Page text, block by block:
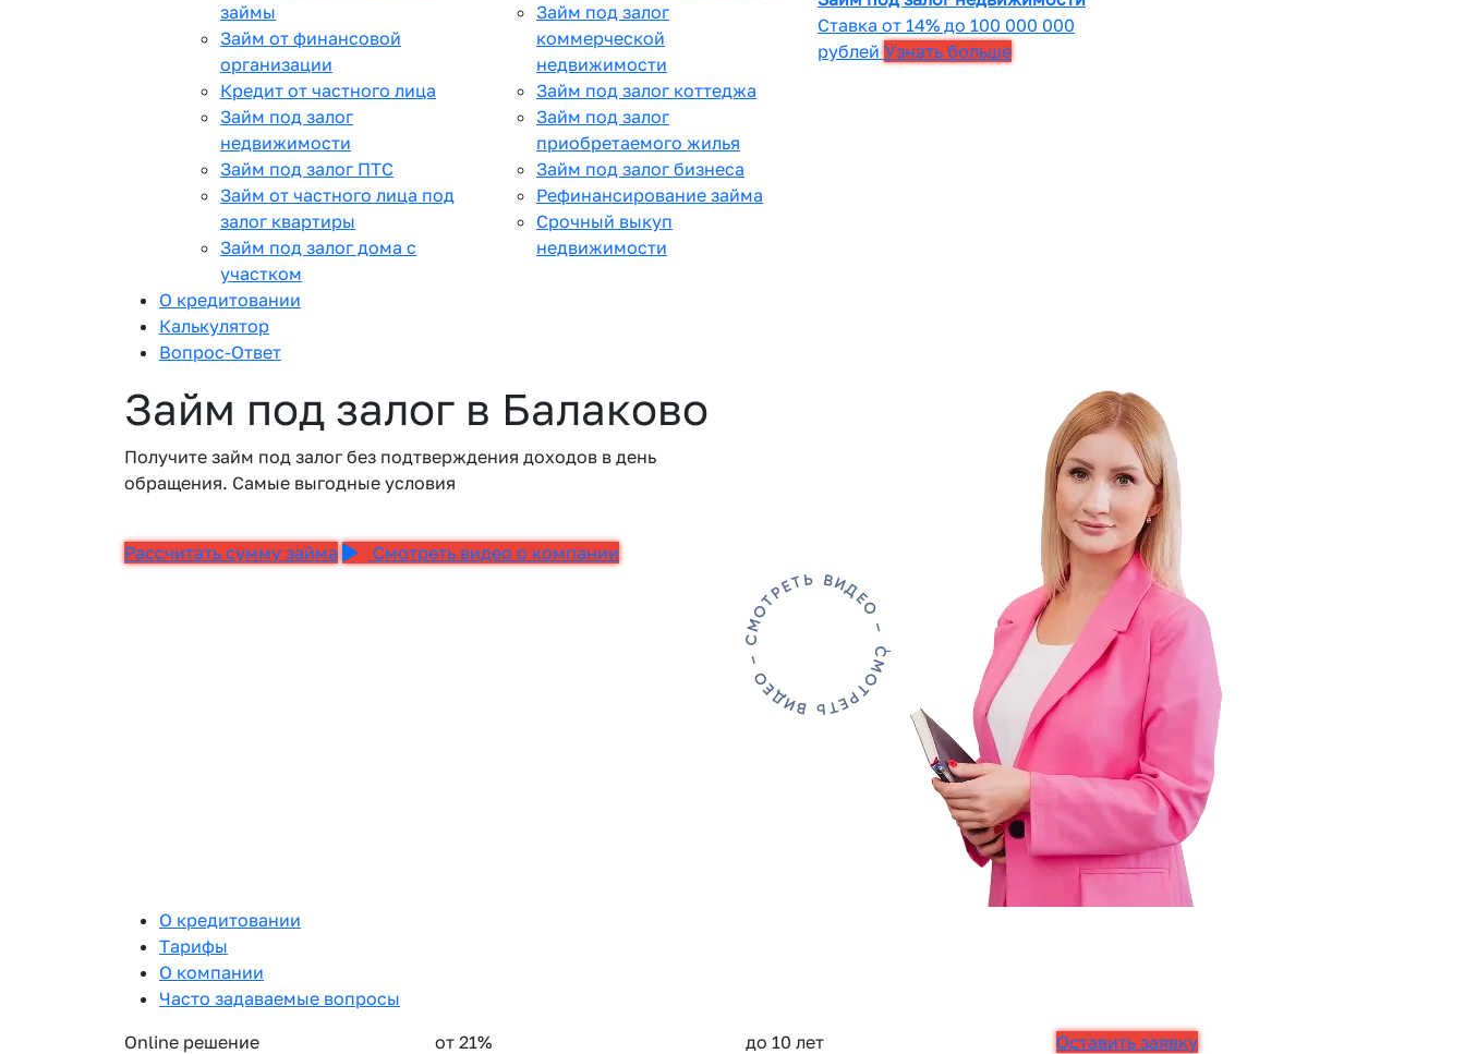
займы
Займ от финансовой
организации
Кредит от частного лица
Займ под залог
недвижимости
Займ под залог ПТС
Займ от частного лица под
залог квартиры
Займ под залог дома с
участком
Займ под залог
коммерческой
недвижимости
Займ под залог коттеджа
Займ под залог
приобретаемого жилья
Займ под залог бизнеса
Рефинансирование займа
Срочный выкуп
недвижимости
Ставка от 14% до 100 000 000
рублей Узнать больше
О кредитовании
Калькулятор
Вопрос-Ответ
Займ под залог в Балаково
Получите займ под залог без подтверждения доходов в день
обращения. Самые выгодные условия
Рассчитать сумму займа Смотреть видео о компании
О кредитовании
Тарифы
О компании
Часто задаваемые вопросы
Online решение
от 21%
до 10 лет
Оставить заявку